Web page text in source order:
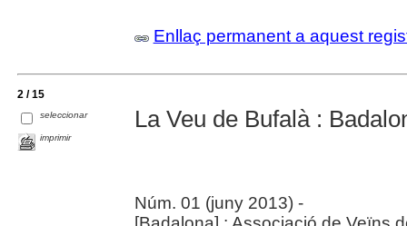
Enllaç permanent a aquest
2 / 15
seleccionar
imprimir
La Veu de Bufalà :
Núm. 01 (juny 2013) -